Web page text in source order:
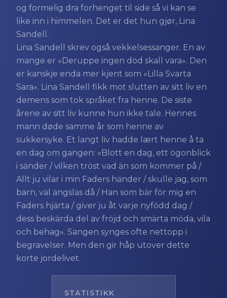
og formelig dra forhenget til side så vi kan se
like inn i himmelen. Det er det hun gjør, Lina
Sandell.
Lina Sandell skrev også vekkelsessanger. En av
mange er «Deruppe ingen död skall vara». Den
er kanskje enda mer kjent som «Lilla Svarta
Sara». Lina Sandell fikk mot slutten av sitt liv en
demens som tok språket fra henne. De siste
årene av sitt liv kunne hun ikke tale. Hennes
mann døde samme år som henne av
sukkersyke. Et langt liv hadde lært henne å ta
en dag om gangen: «Blott en dag, ett ögonblick
i sänder / vilken tröst vad än som kommer på /
Allt ju vilar i min Faders händer / skulle jag, som
barn, väl ängslas då / Han som bär för mig en
Faders hjärta / giver ju åt varje nyfödd dag /
dess beskärda del av fröjd och smärta möda, vila
och behag». Sangen synges ofte nettopp i
begravelser. Men den gir håp utover dette
korte jordelivet.
STATISTIKK